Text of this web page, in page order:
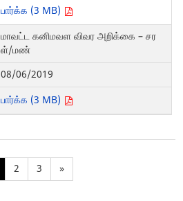
பார்க்க (3 MB)
மாவட்ட கனிமவள விவர அறிக்கை – சர
ள்/மண்
08/06/2019
பார்க்க (3 MB)
2 3 »